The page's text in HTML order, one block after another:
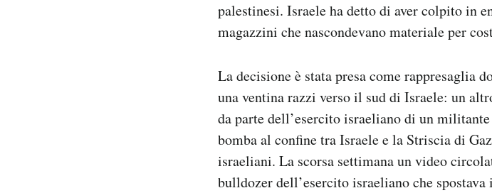
palestinesi. Israele ha detto di aver colpito in
magazzini che nascondevano materiale per
La decisione è stata presa come rappresaglia
una ventina razzi verso il sud di Israele: un
da parte dell’esercito israeliano di un
bomba al confine tra Israele e la Striscia di
israeliani. La scorsa settimana un video
bulldozer dell’esercito israeliano che